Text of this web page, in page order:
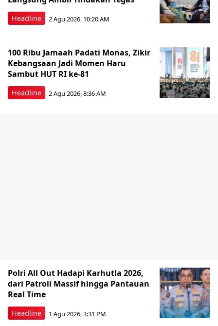
Headline 2 Agu 2026, 10:20 AM
Headline
100 Ribu Jamaah Padati Monas, Zikir
Kebangsaan Jadi Momen Haru
Sambut HUT RI ke-81
2 Agu 2026, 8:36 AM
Headline
Polri All Out Hadapi Karhutla 2026,
dari Patroli Massif hingga Pantauan
Real Time
1 Agu 2026, 3:31 PM